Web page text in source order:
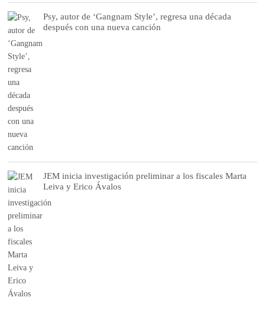
Psy, autor de ‘Gangnam Style’, regresa una década
después con una nueva canción
JEM inicia investigación preliminar a los fiscales Marta
Leiva y Erico Ávalos